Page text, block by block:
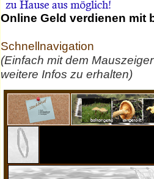
Online Geld verdienen mit
Schnellnavigation
(Einfach mit dem
weitere Infos zu erhalten)